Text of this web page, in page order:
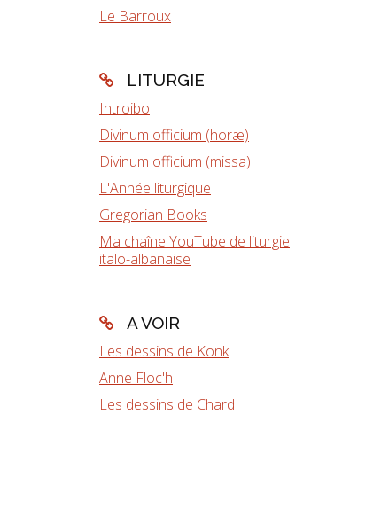
Le Barroux
LITURGIE
Introibo
Divinum officium (horæ)
Divinum officium (missa)
L'Année liturgique
Gregorian Books
Ma chaîne YouTube de liturgie
italo-albanaise
A VOIR
Les dessins de Konk
Anne Floc'h
Les dessins de Chard